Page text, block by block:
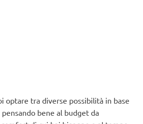
optare tra diverse possibilità in base
, pensando bene al budget da